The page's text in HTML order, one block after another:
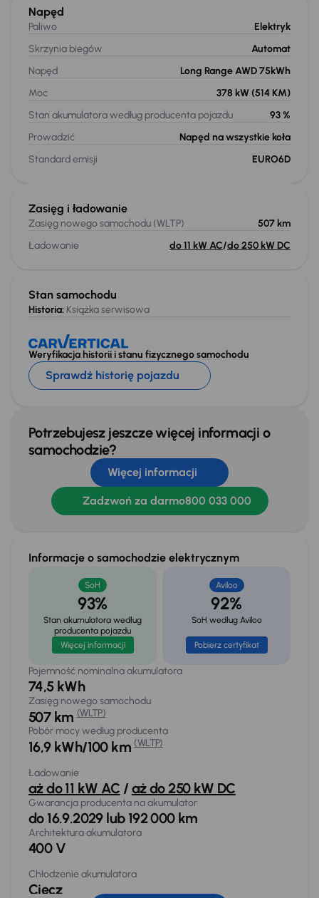
Stan samochodu
Historia: Książka serwisowa
Weryfikacja historii i stanu fizycznego samochodu
Sprawdź historię pojazdu
Napęd
Paliwo
Elektryk
Skrzynia biegów
Automat
Napęd
Long Range AWD 75kWh
Moc
378 kW (514 KM)
Stan akumulatora według producenta pojazdu
93 %
Prowadzić
Napęd na wszystkie koła
Standard emisji
EURO6D
Zasięg i ładowanie
Zasięg nowego samochodu (WLTP)
507 km
Ładowanie
do 11 kW AC/do 250 kW DC
Potrzebujesz jeszcze więcej informacji o
samochodzie?
Więcej informacji
Zadzwoń za darmo800 033 000
Informacje o samochodzie elektrycznym
SoH
93%
Stan akumulatora według
producenta pojazdu
Więcej informacji
Aviloo
92%
SoH według Aviloo
Pobierz certyfikat
Pojemność nominalna akumulatora
74,5 kWh
Zasięg nowego samochodu
507 km (WLTP)
Pobór mocy według producenta
16,9 kWh/100 km(WLTP)
Ładowanie
aż do 11 kW AC / aż do 250 kW DC
Gwarancja producenta na akumulator
do 16.9.2029 lub 192 000 km
Architektura akumulatora
400 V
Chłodzenie akumulatora
Ciecz